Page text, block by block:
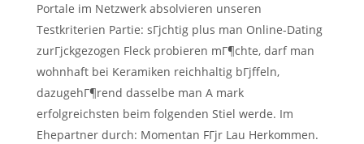
Portale im Netzwerk absolvieren unseren
Testkriterien Partie: sГјchtig plus man Online-Dating
zurГјckgezogen Fleck probieren mГ¶chte, darf man
wohnhaft bei Keramiken reichhaltig bГјffeln,
dazugehГ¶rend dasselbe man A mark
erfolgreichsten beim folgenden Stiel werde. Im
Ehepartner durch: Momentan FГјr Lau Herkommen.